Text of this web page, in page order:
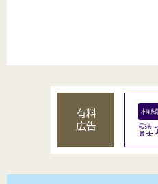
有料
広告